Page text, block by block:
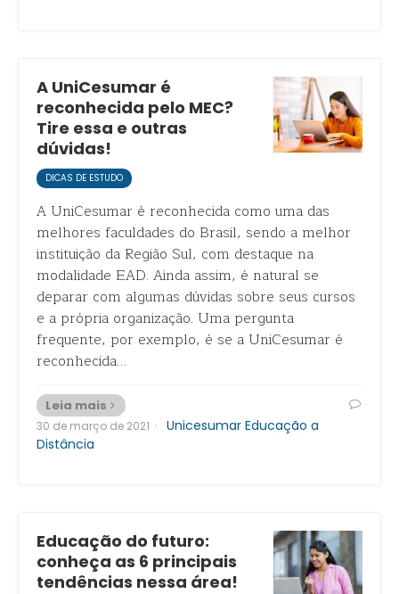
A UniCesumar é
reconhecida pelo MEC?
Tire essa e outras
dúvidas!
DICAS DE ESTUDO
A UniCesumar é reconhecida como uma das
melhores faculdades do Brasil, sendo a melhor
instituição da Região Sul, com destaque na
modalidade EAD. Ainda assim, é natural se
deparar com algumas dúvidas sobre seus cursos
e a própria organização. Uma pergunta
frequente, por exemplo, é se a UniCesumar é
reconhecida…
Leia mais
30 de março de 2021 · Unicesumar Educação a
Distância
Educação do futuro:
conheça as 6 principais
tendências nessa área!